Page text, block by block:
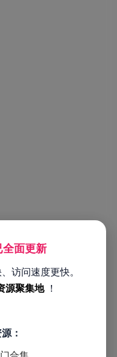
面更新
访问速度更快。
源聚集地 ！
：